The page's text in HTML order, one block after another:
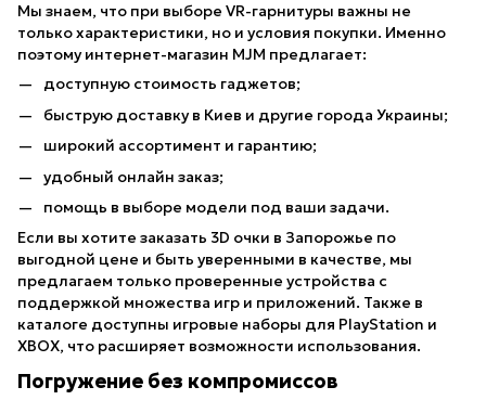
Мы знаем, что при выборе VR-гарнитуры важны не
только характеристики, но и условия покупки. Именно
поэтому интернет-магазин MJM предлагает:
доступную стоимость гаджетов;
быструю доставку в Киев и другие города Украины;
широкий ассортимент и гарантию;
удобный онлайн заказ;
помощь в выборе модели под ваши задачи.
Если вы хотите заказать 3D очки в Запорожье по
выгодной цене и быть уверенными в качестве, мы
предлагаем только проверенные устройства с
поддержкой множества игр и приложений. Также в
каталоге доступны игровые наборы для PlayStation и
XBOX, что расширяет возможности использования.
Погружение без компромиссов